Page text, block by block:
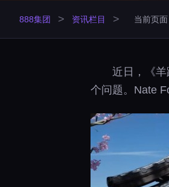
888集团 > 资讯栏目 > 当前页面
近日，《
个问题。Nate